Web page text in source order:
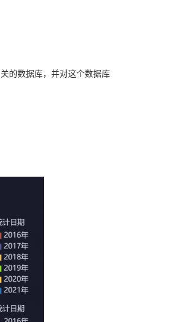
的数据库，并对这个数据库